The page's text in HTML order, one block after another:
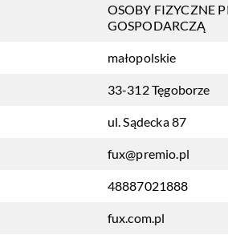
OSOBY FIZYCZNE
GOSPODARCZĄ
małopolskie
33-312 Tęgoborze
ul. Sądecka 87
fux@premio.pl
48887021888
fux.com.pl